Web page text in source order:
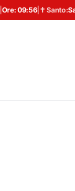
Ore:09:56| ✝ Santo: